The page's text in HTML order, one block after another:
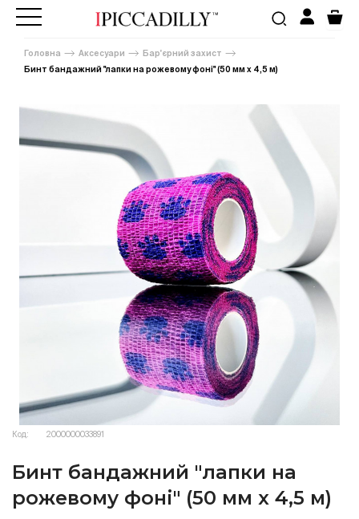
Головна Аксесуари
Бар'єрний захист
Бинт бандажний "лапки на рожевому фоні" (50 мм х 4,5 м)
Код: 2000000033891
Бинт бандажний "лапки на
рожевому фоні" (50 мм х 4,5 м)